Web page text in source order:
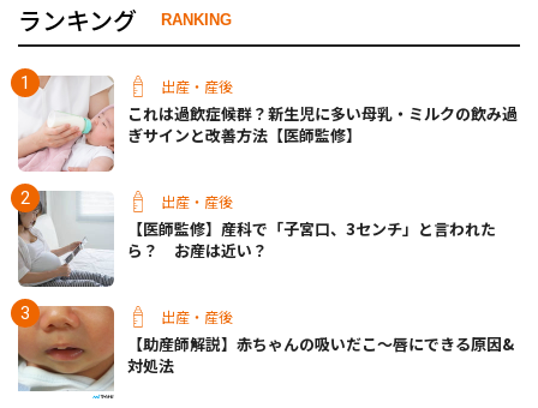
ランキング RANKING
出産・産後
これは過飲症候群？新生児に多い母乳・ミルクの飲み過
ぎサインと改善方法【医師監修】
出産・産後
【医師監修】産科で「子宮口、3センチ」と言われた
ら？ お産は近い？
出産・産後
【助産師解説】赤ちゃんの吸いだこ〜唇にできる原因&
対処法